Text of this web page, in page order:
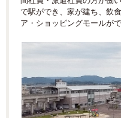
で駅ができ、家が建ち、飲
ア・ショッピングモールが